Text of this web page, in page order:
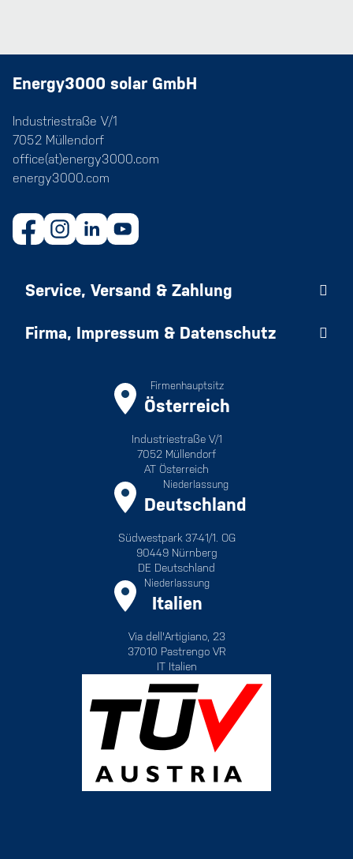
Energy3000 solar GmbH
Industriestraße V/1
7052 Müllendorf
office(at)energy3000.com
energy3000.com
Service, Versand & Zahlung
Firma, Impressum & Datenschutz
Firmenhauptsitz
Österreich
Industriestraße V/1
7052 Müllendorf
AT Österreich
Niederlassung
Deutschland
Südwestpark 37-41/1. OG
90449 Nürnberg
DE Deutschland
Niederlassung
Italien
Via dell'Artigiano, 23
37010 Pastrengo VR
IT Italien